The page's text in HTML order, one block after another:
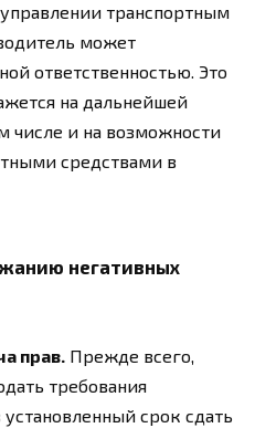
транспортным
может
ответственностью. Это
на дальнейшей
числе и на возможности
средствами в
негативных
прав. Прежде всего,
требования
срок сдать